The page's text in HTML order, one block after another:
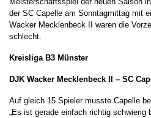
der SC Capelle am Sonntagmittag mit
Wacker Mecklenbeck II waren die
schlecht.
Kreisliga B3 Münster
DJK Wacker Mecklenbeck II – SC
Auf gleich 15 Spieler musste Capelle
„Es ist gerade einfach richtig schwierig